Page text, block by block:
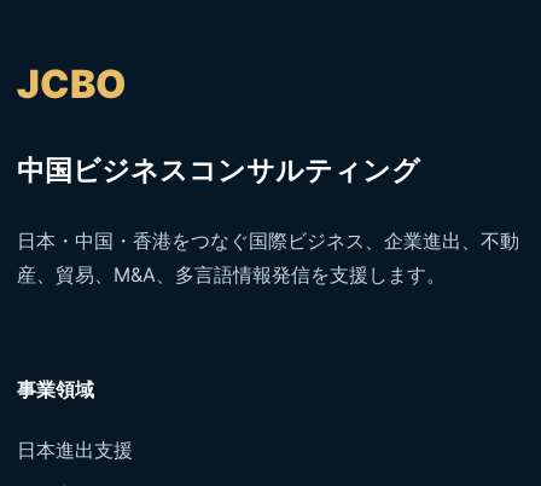
JCBO
中国ビジネスコンサルティング
日本・中国・香港をつなぐ国際ビジネス、企業進出、不動
産、貿易、M&A、多言語情報発信を支援します。
事業領域
日本進出支援